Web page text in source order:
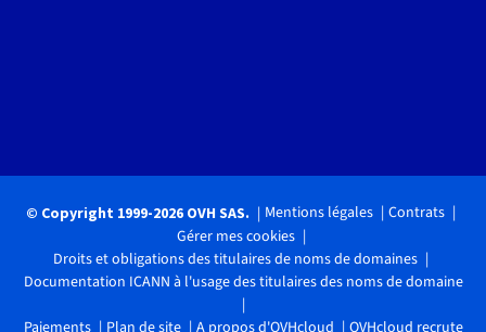
© Copyright 1999-2026 OVH SAS. Mentions légales
Contrats
Gérer mes cookies
Droits et obligations des titulaires de noms de domaines
Documentation ICANN à l'usage des titulaires des noms de domaine
Paiements Plan de site A propos d'OVHcloud OVHcloud recrute